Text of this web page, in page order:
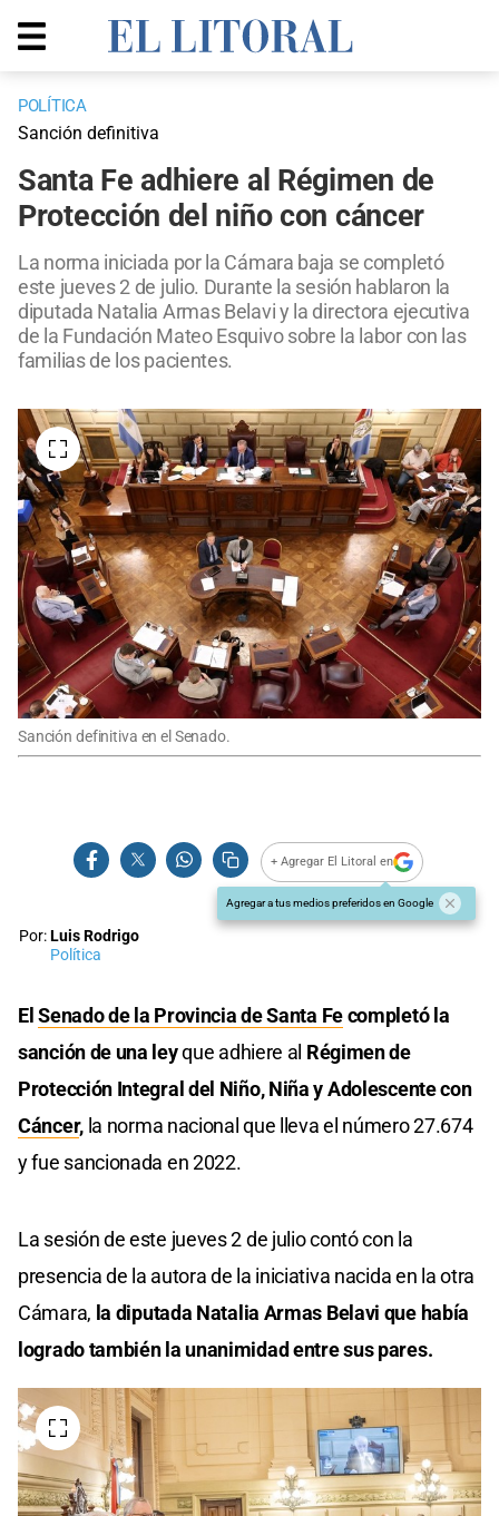
POLÍTICA
Sanción definitiva
Santa Fe adhiere al Régimen de
Protección del niño con cáncer
La norma iniciada por la Cámara baja se completó
este jueves 2 de julio. Durante la sesión hablaron la
diputada Natalia Armas Belavi y la directora ejecutiva
de la Fundación Mateo Esquivo sobre la labor con las
familias de los pacientes.
Sanción definitiva en el Senado.
+ Agregar El Litoral en
Agregar a tus medios preferidos en Google
Por:Luis Rodrigo
Política
ElSenado de la Provincia de Santa Fecompletó la
sanción de una leyque adhiere al Régimen de
Protección Integral del Niño, Niña y Adolescente con
Cáncer, la norma nacional que lleva el número 27.674
y fue sancionada en 2022.
La sesión de este jueves 2 de julio contó con la
presencia de la autora de la iniciativa nacida en la otra
Cámara, la diputada Natalia Armas Belavi que había
logrado también la unanimidad entre sus pares.